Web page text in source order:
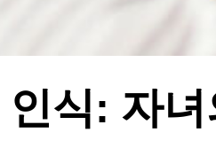
식: 자